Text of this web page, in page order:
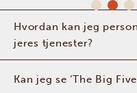
Hvordan kan jeg
jeres tjenester?
Kan jeg se ‘The Big